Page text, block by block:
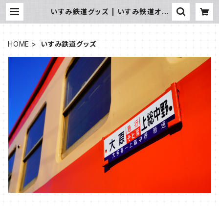
いすみ鉄道グッズ | いすみ鉄道オン
HOME いすみ鉄道グッズ